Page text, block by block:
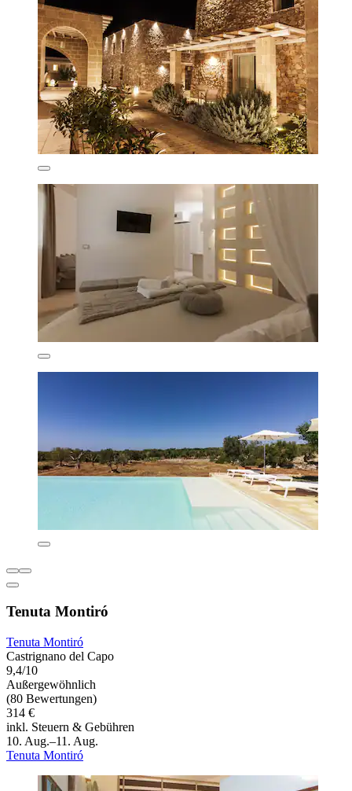
Tenuta Montiró
Tenuta Montiró
Castrignano del Capo
9,4/10
Außergewöhnlich
(80 Bewertungen)
314 €
inkl. Steuern & Gebühren
10. Aug.–11. Aug.
Tenuta Montiró